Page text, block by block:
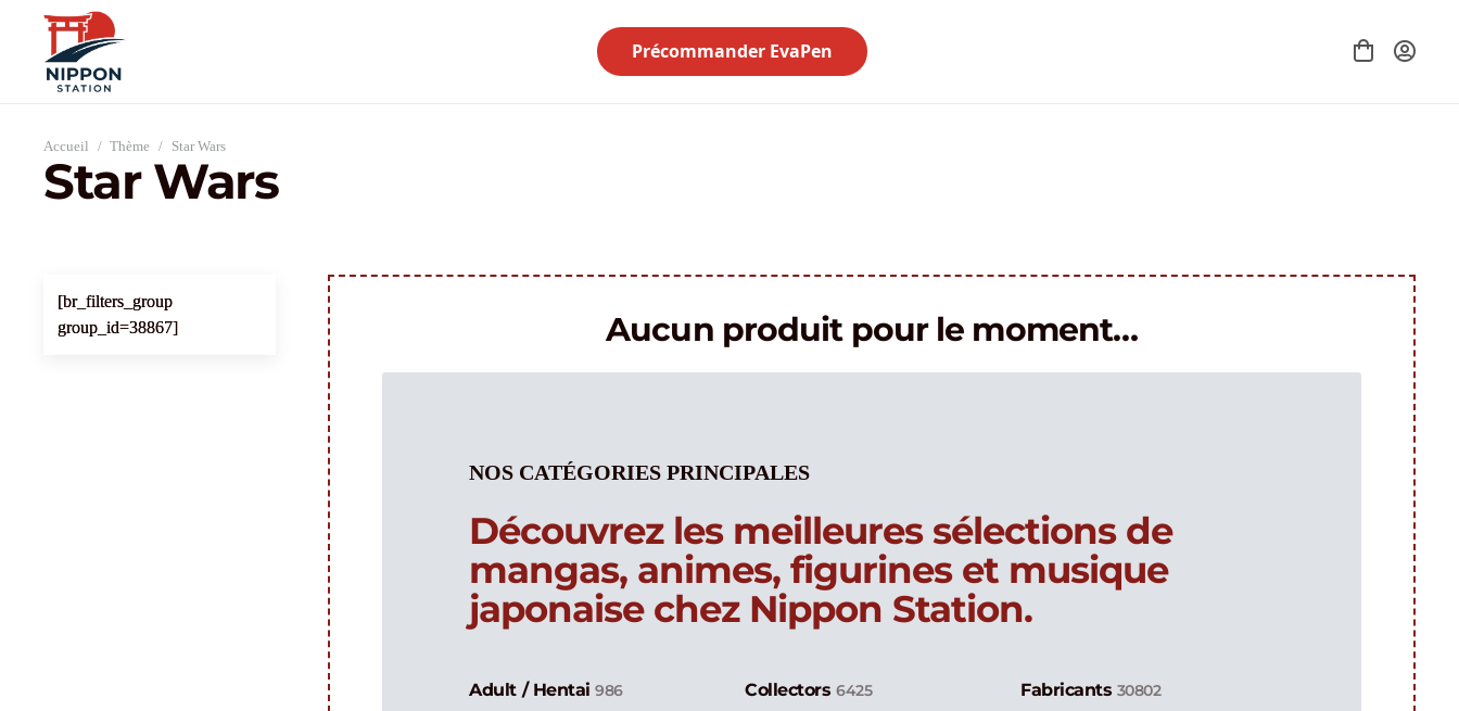
Précommander EvaPen
Accueil / Thème / Star Wars
Star Wars
[br_filters_group
group_id=38867]
Aucun produit pour le moment…
NOS CATÉGORIES PRINCIPALES
Découvrez les meilleures sélections de
mangas, animes, figurines et musique
japonaise chez Nippon Station.
Adult / Hentai986 Collectors 6425 Fabricants 30802